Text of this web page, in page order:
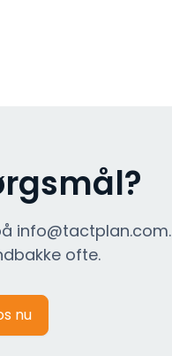
info@tactplan.com.
ofte.
nu